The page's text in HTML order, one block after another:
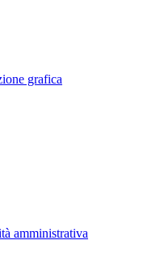
grafica
amministrativa